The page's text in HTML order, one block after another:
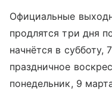
Официальные
продлятся три дня
начнётся в субботу,
праздничное
понедельник, 9